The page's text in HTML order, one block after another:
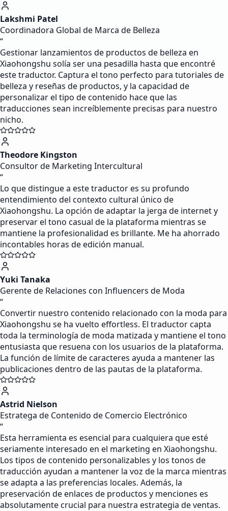
Lakshmi Patel
Coordinadora Global de Marca de Belleza
“
Gestionar lanzamientos de productos de belleza en
Xiaohongshu solía ser una pesadilla hasta que encontré
este traductor. Captura el tono perfecto para tutoriales de
belleza y reseñas de productos, y la capacidad de
personalizar el tipo de contenido hace que las
traducciones sean increíblemente precisas para nuestro
nicho.
Theodore Kingston
Consultor de Marketing Intercultural
“
Lo que distingue a este traductor es su profundo
entendimiento del contexto cultural único de
Xiaohongshu. La opción de adaptar la jerga de internet y
preservar el tono casual de la plataforma mientras se
mantiene la profesionalidad es brillante. Me ha ahorrado
incontables horas de edición manual.
Yuki Tanaka
Gerente de Relaciones con Influencers de Moda
“
Convertir nuestro contenido relacionado con la moda para
Xiaohongshu se ha vuelto effortless. El traductor capta
toda la terminología de moda matizada y mantiene el tono
entusiasta que resuena con los usuarios de la plataforma.
La función de límite de caracteres ayuda a mantener las
publicaciones dentro de las pautas de la plataforma.
Astrid Nielson
Estratega de Contenido de Comercio Electrónico
“
Esta herramienta es esencial para cualquiera que esté
seriamente interesado en el marketing en Xiaohongshu.
Los tipos de contenido personalizables y los tonos de
traducción ayudan a mantener la voz de la marca mientras
se adapta a las preferencias locales. Además, la
preservación de enlaces de productos y menciones es
absolutamente crucial para nuestra estrategia de ventas.